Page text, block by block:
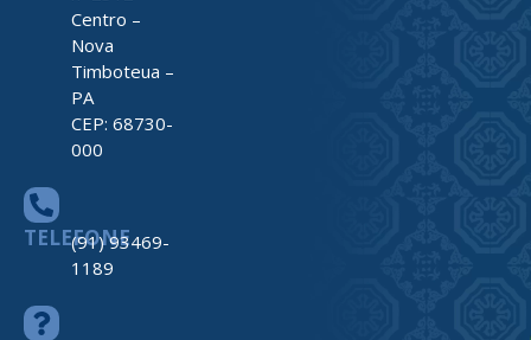
Centro –
Nova
Timboteua –
PA
CEP: 68730-
000
TELEFONE
(91) 93469-
1189